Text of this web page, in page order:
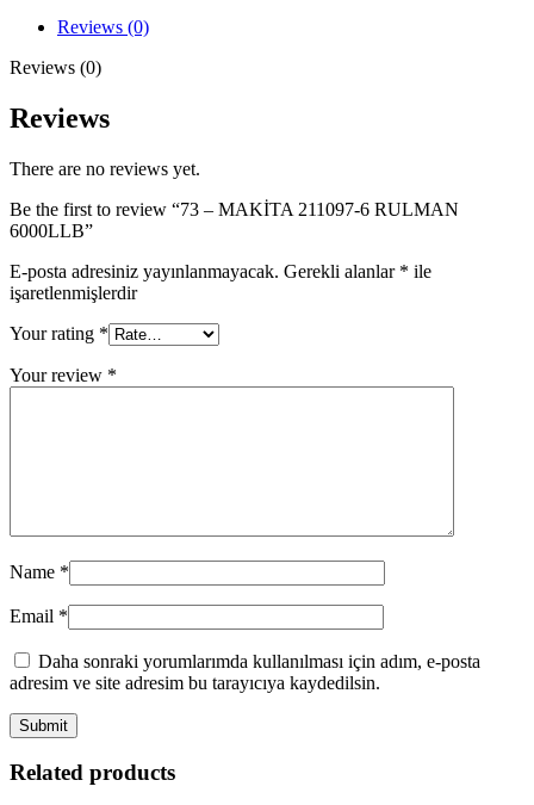
RULMAN
6000LLB
quantity
Reviews (0)
Reviews (0)
Reviews
There are no reviews yet.
Be the first to review “73 – MAKİTA 211097-6 RULMAN
6000LLB”
E-posta adresiniz yayınlanmayacak. Gerekli alanlar * ile
işaretlenmişlerdir
Your rating *
Your review *
Name *
Email *
Daha sonraki yorumlarımda kullanılması için adım, e-posta
adresim ve site adresim bu tarayıcıya kaydedilsin.
Related products